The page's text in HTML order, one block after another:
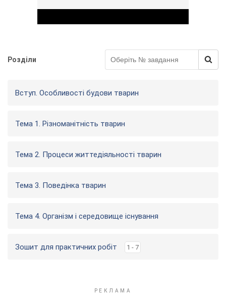
Розділи
Вступ. Особливості будови тварин
Тема 1. Різноманітність тварин
Тема 2. Процеси життедіяльності тварин
Тема 3. Поведінка тварин
Тема 4. Організм і середовище існування
Зошит для практичних робіт 1 - 7